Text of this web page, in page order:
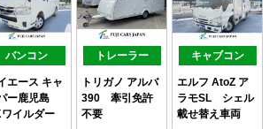
バンコン
エース キャ
ー鹿児島
イルダー
トレーラー
トリガノ アルバ
390 牽引免許
不要
キャブコン
エルフ AtoZ ア
ラモSL シェル
載せ替え車両